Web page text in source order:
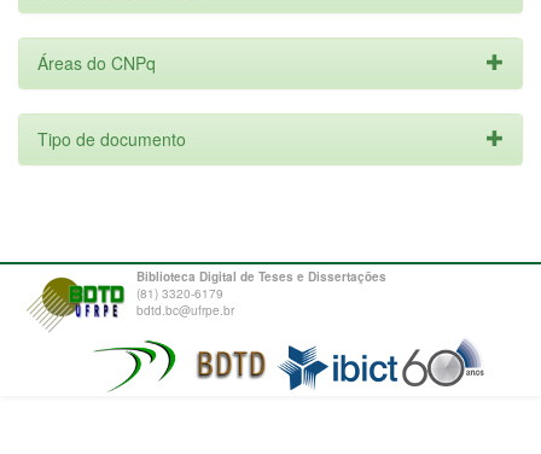
Áreas do CNPq
Tipo de documento
Biblioteca Digital de Teses e Dissertações
(81) 3320-6179
bdtd.bc@ufrpe.br